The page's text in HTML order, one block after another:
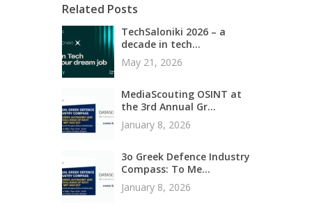
Related Posts
TechSaloniki 2026 – a
decade in tech...
May 21, 2026
MediaScouting OSINT at
the 3rd Annual Gr...
January 8, 2026
3ο Greek Defence Industry
Compass: Το Me...
January 8, 2026